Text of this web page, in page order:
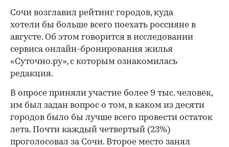
Сочи возглавил рейтинг городов, куда
хотели бы больше всего поехать россияне в
августе. Об этом говорится в исследовании
сервиса онлайн-бронирования жилья
«Суточно.ру», с которым ознакомилась
редакция.
В опросе приняли участие более 9 тыс. человек,
им был задан вопрос о том, в каком из десяти
городов было бы лучше всего провести остаток
лета. Почти каждый четвертый (23%)
проголосовал за Сочи. Второе место занял